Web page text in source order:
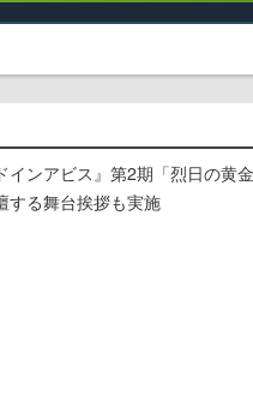
インアビス』第2期「烈日の黄
する舞台挨拶も実施